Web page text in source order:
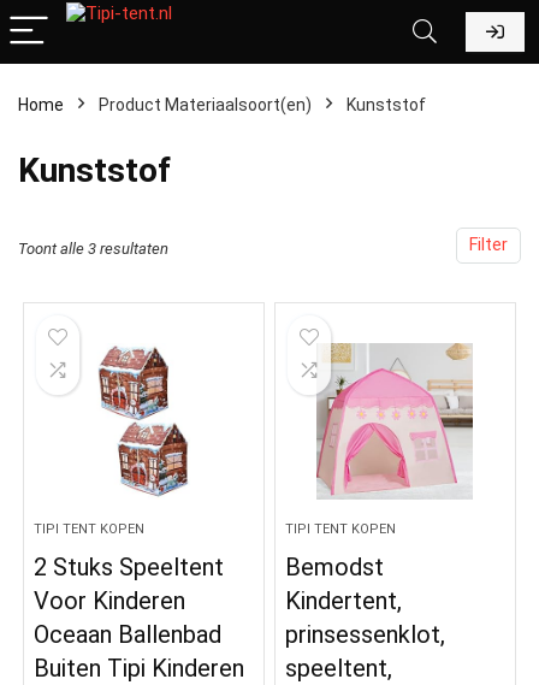
Home Product Materiaalsoort(en) ‎Kunststof
‎Kunststof
Filter
Toont alle 3 resultaten
TIPI TENT KOPEN
2 Stuks Speeltent
Voor Kinderen
Oceaan Ballenbad
Buiten Tipi Kinderen
TIPI TENT KOPEN
Bemodst
Kindertent,
prinsessenklot,
speeltent,